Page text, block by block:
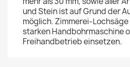
und Stein ist auf Grund der
möglich. Zimmerei-
starken Handbohrmaschine
Freihandbetrieb einsetzen.